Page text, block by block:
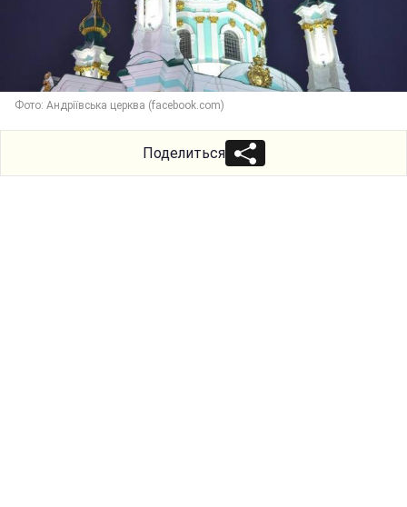
Фото: Андріївська церква (facebook.com)
Поделиться